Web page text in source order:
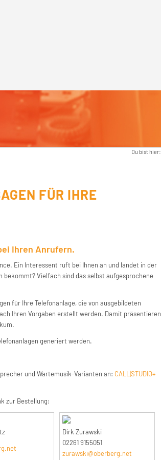
Du bist hier:
FÜR IHRE
Ihren Anrufern.
Ein Interessent ruft bei Ihnen an und landet in der
bekommt? Vielfach sind das selbst aufgesprochene
für Ihre Telefonanlage, die von ausgebildeten
Ihren Vorgaben erstellt werden. Damit präsentieren
generiert werden.
und Wartemusik-Varianten an: CALL|STUDIO+
zur Bestellung:
Dirk Zurawski
02261 9155051
zurawski@oberberg.net